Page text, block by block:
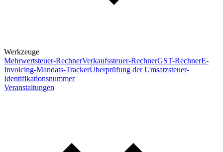
Werkzeuge
Mehrwertsteuer-RechnerVerkaufssteuer-RechnerGST-RechnerE-
Invoicing-Mandats-TrackerÜberprüfung der Umsatzsteuer-
Identifikationsnummer
Veranstaltungen